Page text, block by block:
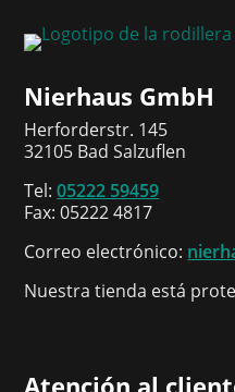
Nierhaus GmbH
Herforderstr. 145
32105 Bad Salzuflen
Tel:05222 59459
Fax: 05222 4817
Correo electrónico:
Nuestra tienda está
Atención al